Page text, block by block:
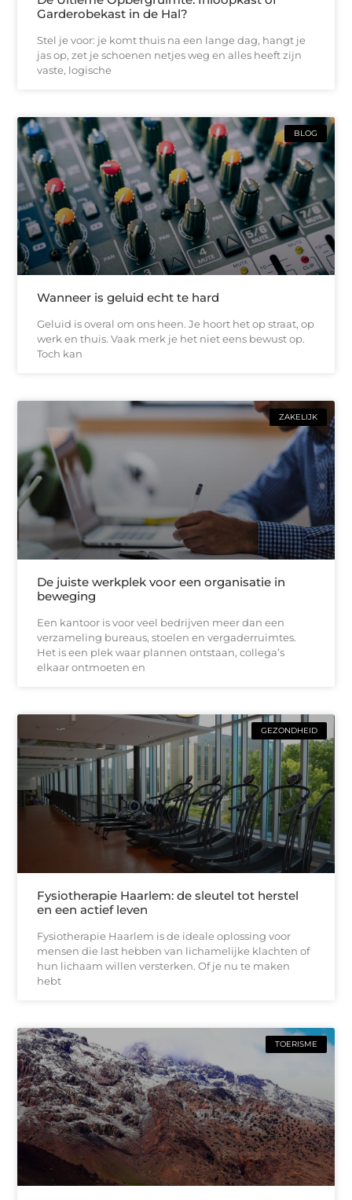
Garderobekast in de Hal?
Stel je voor: je komt thuis na een lange dag, hangt je
jas op, zet je schoenen netjes weg en alles heeft zijn
vaste, logische
BLOG
Wanneer is geluid echt te hard
Geluid is overal om ons heen. Je hoort het op straat, op
werk en thuis. Vaak merk je het niet eens bewust op.
Toch kan
ZAKELIJK
De juiste werkplek voor een organisatie in
beweging
Een kantoor is voor veel bedrijven meer dan een
verzameling bureaus, stoelen en vergaderruimtes.
Het is een plek waar plannen ontstaan, collega’s
elkaar ontmoeten en
GEZONDHEID
Fysiotherapie Haarlem: de sleutel tot herstel
en een actief leven
Fysiotherapie Haarlem is de ideale oplossing voor
mensen die last hebben van lichamelijke klachten of
hun lichaam willen versterken. Of je nu te maken
hebt
TOERISME